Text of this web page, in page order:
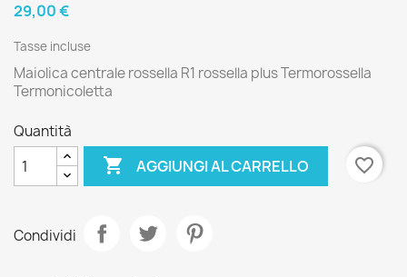
29,00 €
Tasse incluse
Maiolica centrale rossella R1 rossella plus Termorossella
Termonicoletta
Quantità
 AGGIUNGI AL CARRELLO favorite_border
Condividi